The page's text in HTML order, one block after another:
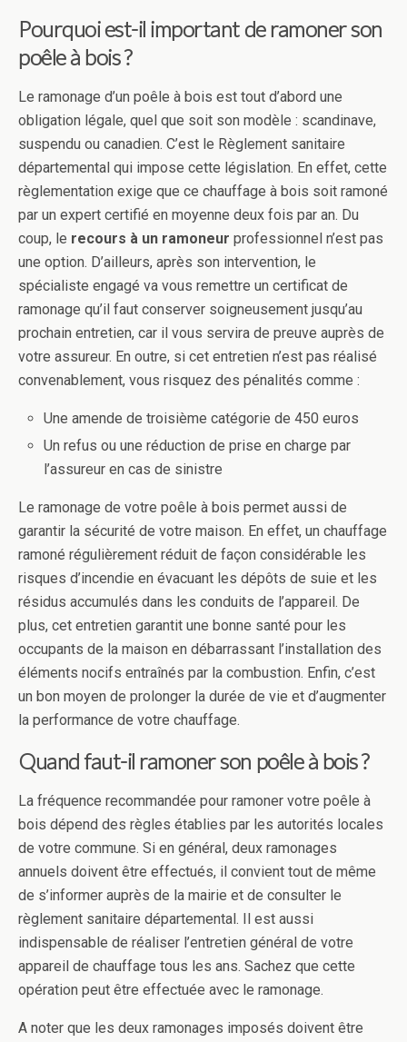
Pourquoi est-il important de ramoner son
poêle à bois ?
Le ramonage d’un poêle à bois est tout d’abord une
obligation légale, quel que soit son modèle : scandinave,
suspendu ou canadien. C’est le Règlement sanitaire
départemental qui impose cette législation. En effet, cette
règlementation exige que ce chauffage à bois soit ramoné
par un expert certifié en moyenne deux fois par an. Du
coup, le recours à un ramoneur professionnel n’est pas
une option. D’ailleurs, après son intervention, le
spécialiste engagé va vous remettre un certificat de
ramonage qu’il faut conserver soigneusement jusqu’au
prochain entretien, car il vous servira de preuve auprès de
votre assureur. En outre, si cet entretien n’est pas réalisé
convenablement, vous risquez des pénalités comme :
Une amende de troisième catégorie de 450 euros
Un refus ou une réduction de prise en charge par
l’assureur en cas de sinistre
Le ramonage de votre poêle à bois permet aussi de
garantir la sécurité de votre maison. En effet, un chauffage
ramoné régulièrement réduit de façon considérable les
risques d’incendie en évacuant les dépôts de suie et les
résidus accumulés dans les conduits de l’appareil. De
plus, cet entretien garantit une bonne santé pour les
occupants de la maison en débarrassant l’installation des
éléments nocifs entraînés par la combustion. Enfin, c’est
un bon moyen de prolonger la durée de vie et d’augmenter
la performance de votre chauffage.
Quand faut-il ramoner son poêle à bois ?
La fréquence recommandée pour ramoner votre poêle à
bois dépend des règles établies par les autorités locales
de votre commune. Si en général, deux ramonages
annuels doivent être effectués, il convient tout de même
de s’informer auprès de la mairie et de consulter le
règlement sanitaire départemental. Il est aussi
indispensable de réaliser l’entretien général de votre
appareil de chauffage tous les ans. Sachez que cette
opération peut être effectuée avec le ramonage.
A noter que les deux ramonages imposés doivent être